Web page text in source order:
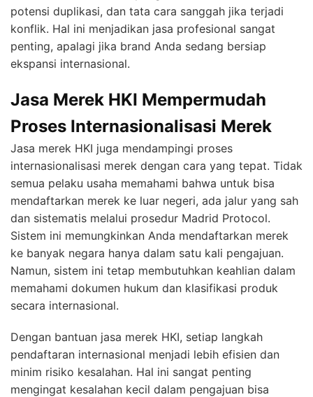
potensi duplikasi, dan tata cara sanggah jika terjadi
konflik. Hal ini menjadikan jasa profesional sangat
penting, apalagi jika brand Anda sedang bersiap
ekspansi internasional.
Jasa Merek HKI Mempermudah
Proses Internasionalisasi Merek
Jasa merek HKI juga mendampingi proses
internasionalisasi merek dengan cara yang tepat. Tidak
semua pelaku usaha memahami bahwa untuk bisa
mendaftarkan merek ke luar negeri, ada jalur yang sah
dan sistematis melalui prosedur Madrid Protocol.
Sistem ini memungkinkan Anda mendaftarkan merek
ke banyak negara hanya dalam satu kali pengajuan.
Namun, sistem ini tetap membutuhkan keahlian dalam
memahami dokumen hukum dan klasifikasi produk
secara internasional.
Dengan bantuan jasa merek HKI, setiap langkah
pendaftaran internasional menjadi lebih efisien dan
minim risiko kesalahan. Hal ini sangat penting
mengingat kesalahan kecil dalam pengajuan bisa